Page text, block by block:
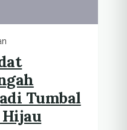
Tumbal